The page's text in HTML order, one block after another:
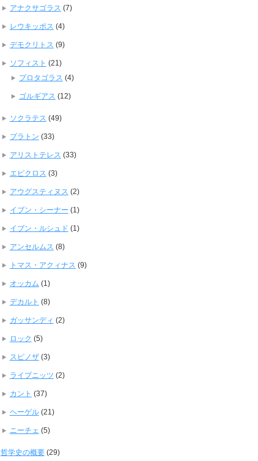
アナクサゴラス (7)
レウキッポス (4)
デモクリトス (9)
ソフィスト (21)
プロタゴラス (4)
ゴルギアス (12)
ソクラテス (49)
プラトン (33)
アリストテレス (33)
エピクロス (3)
アウグスティヌス (2)
イブン・シーナー (1)
イブン・ルシュド (1)
アンセルムス (8)
トマス・アクィナス (9)
オッカム (1)
デカルト (8)
ガッサンディ (2)
ロック (5)
スピノザ(3)
ライプニッツ (2)
カント (37)
ヘーゲル(21)
ニーチェ (5)
哲学史の概要(29)